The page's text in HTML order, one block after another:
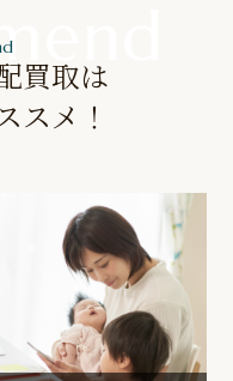
買取は
スメ！